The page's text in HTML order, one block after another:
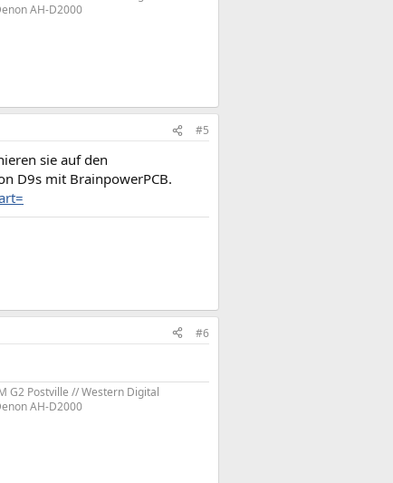
AH-D2000
#5
sie auf den
D9s mit BrainpowerPCB.
#6
G2 Postville // Western Digital
AH-D2000